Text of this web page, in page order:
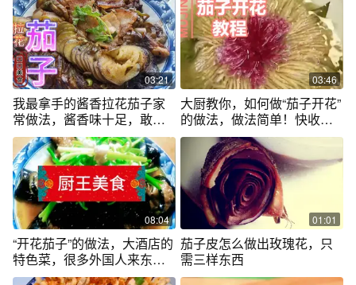
03:21
我最拿手的酱香拉花茄子家
常做法，酱香味十足，敢和
肉媲美
03:46
大厨教你，如何做“茄子开花”
的做法，做法简单！快收藏
吧！
08:04
“开花茄子”的做法，大酒店的
特色菜，很多外国人来东北
爱吃的菜
01:01
茄子皮怎么做出玫瑰花，只
需三样东西